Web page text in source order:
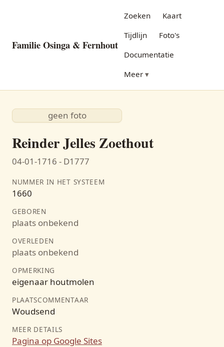
Familie Osinga & Fernhout
Zoeken
Kaart
Tijdlijn
Foto's
Documentatie
Meer
geen foto
Reinder Jelles Zoethout
04-01-1716 - D1777
NUMMER IN HET SYSTEEM
1660
GEBOREN
plaats onbekend
OVERLEDEN
plaats onbekend
OPMERKING
eigenaar houtmolen
PLAATSCOMMENTAAR
Woudsend
MEER DETAILS
Pagina op Google Sites